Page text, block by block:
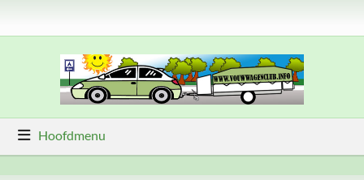
Hoofdmenu